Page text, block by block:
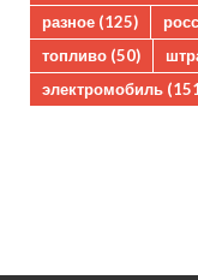
разное (125)
топливо (50)
электромобиль